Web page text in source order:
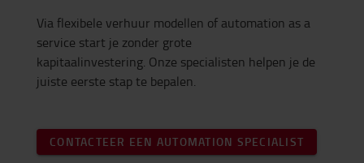
Via flexibele verhuur modellen of automation as a
service start je zonder grote
kapitaalinvestering. Onze specialisten helpen je de
juiste eerste stap te bepalen.
CONTACTEER EEN AUTOMATION SPECIALIST